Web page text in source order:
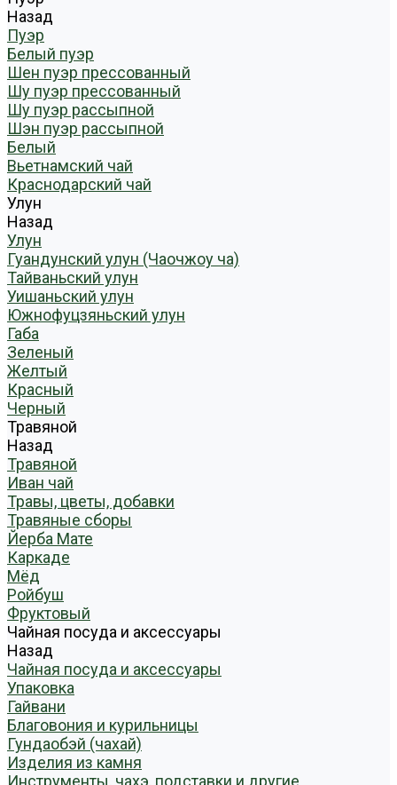
Назад
Пуэр
Белый пуэр
Шен пуэр прессованный
Шу пуэр прессованный
Шу пуэр рассыпной
Шэн пуэр рассыпной
Белый
Вьетнамский чай
Краснодарский чай
Улун
Назад
Улун
Гуандунский улун (Чаочжоу ча)
Тайваньский улун
Уишаньский улун
Южнофуцзяньский улун
Габа
Зеленый
Желтый
Красный
Черный
Травяной
Назад
Травяной
Иван чай
Травы, цветы, добавки
Травяные сборы
Йерба Мате
Каркаде
Мёд
Ройбуш
Фруктовый
Чайная посуда и аксессуары
Назад
Чайная посуда и аксессуары
Упаковка
Гайвани
Благовония и курильницы
Гундаобэй (чахай)
Изделия из камня
Инструменты, чахэ, подставки и другие